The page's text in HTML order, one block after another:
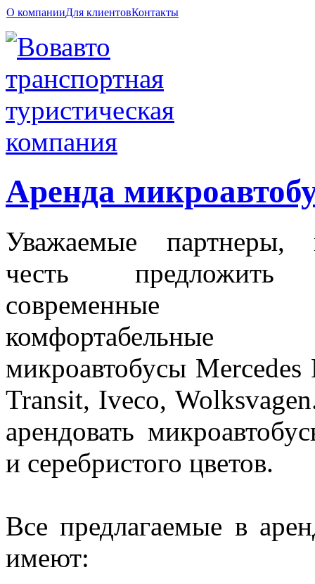
О компанииДля клиентовКонтакты
Аренда
Уважаемые партнеры,
честь
комфортабельные
микроавтобусы
Transit, Iveco,
арендовать
и серебристого цветов.
Все предлагаемые в
имеют: